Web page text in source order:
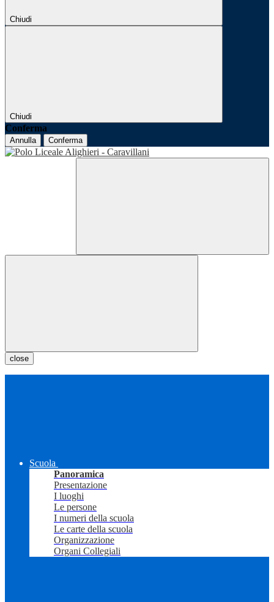
Chiudi
Chiudi
Conferma
Annulla Conferma
close
Scuola
Panoramica
Presentazione
I luoghi
Le persone
I numeri della scuola
Le carte della scuola
Organizzazione
Organi Collegiali